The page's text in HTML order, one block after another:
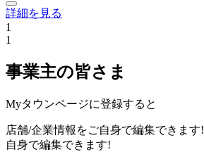
詳細を見る
1
1
事業主の皆さま
Myタウンページに登録すると
店舗/企業情報をご自身で編集できます!
自身で編集できます!